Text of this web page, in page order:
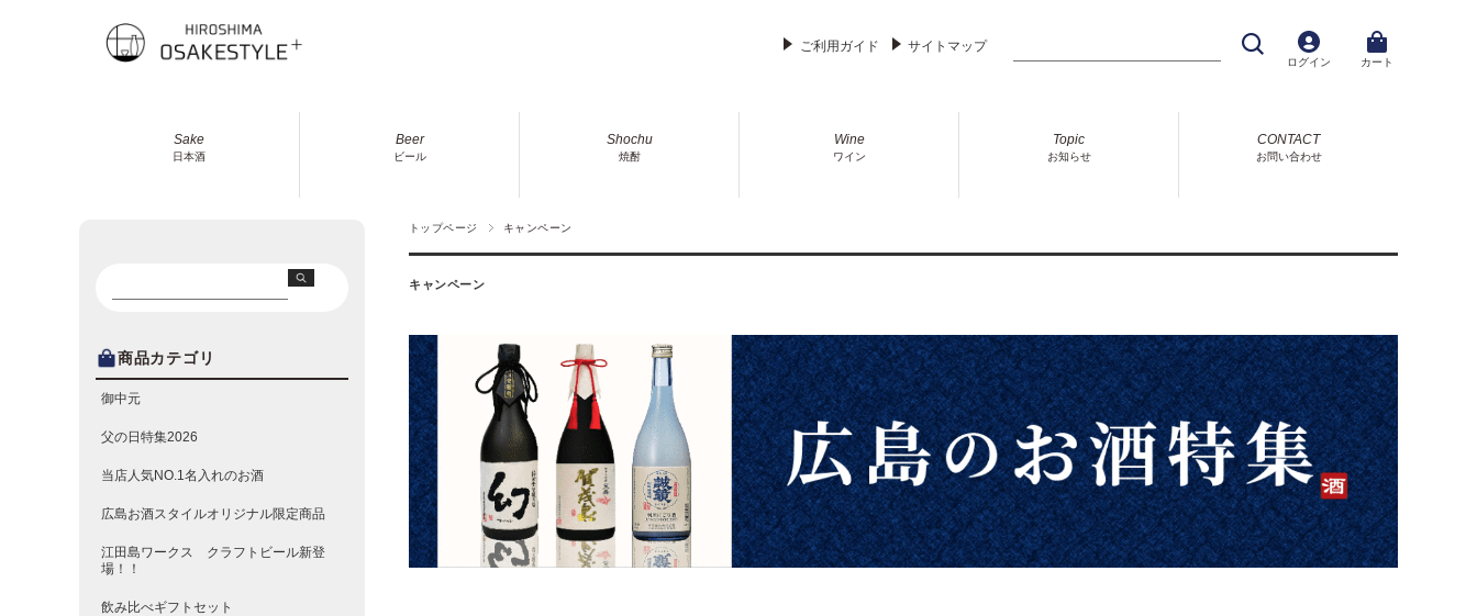
ご利用ガイド サイトマップ
ログイン カート
Sake
日本酒
Beer
ビール
Shochu
焼酎
Wine
ワイン
Topic
お知らせ
CONTACT
お問い合わせ
トップページ キャンペーン
キャンペーン
商品カテゴリ
御中元
父の日特集2026
当店人気NO.1名入れのお酒
広島お酒スタイルオリジナル限定商品
江田島ワークス クラフトビール新登
場！！
飲み比べギフトセット